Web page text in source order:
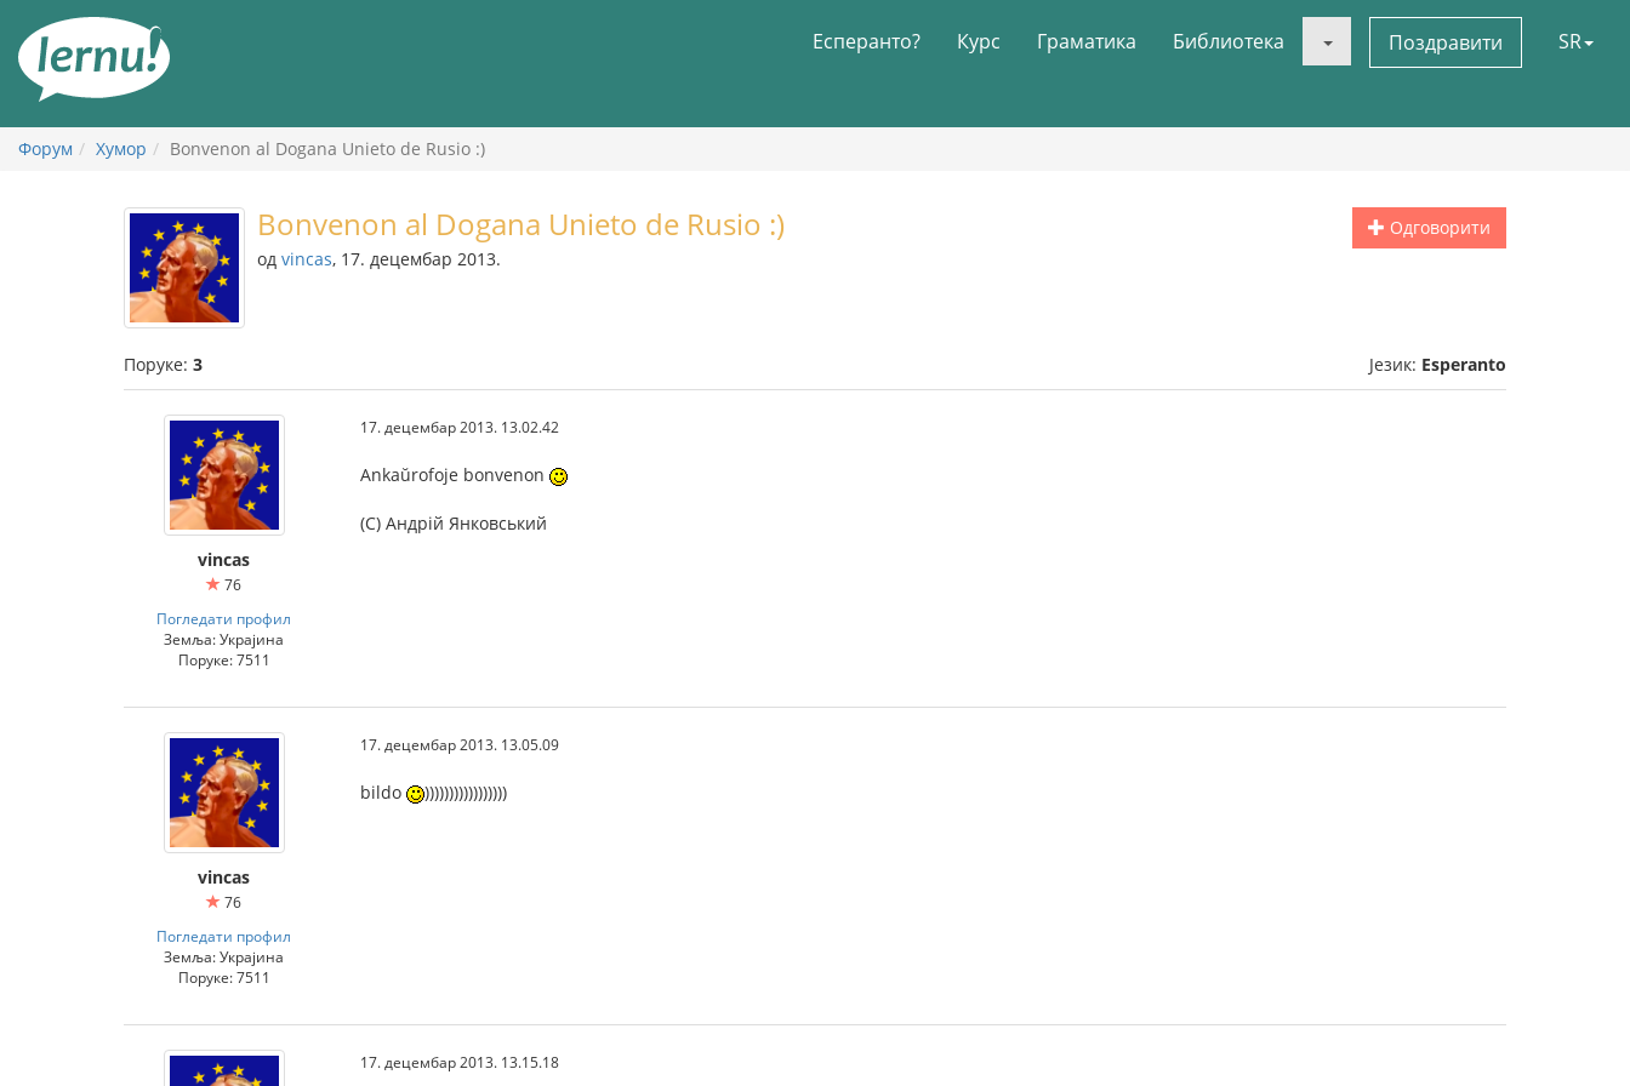
садржају
Есперанто? Курс Граматика Библиотека Поздравити SR
Форум Хумор Bonvenon al Dogana Unieto de Rusio :)
Одговорити
Bonvenon al Dogana Unieto de Rusio :)
од vincas, 17. децембар 2013.
Поруке: 3 Језик: Esperanto
vincas
76
Погледати профил
Земља: Украјина
Поруке: 7511
17. децембар 2013. 13.02.42
Ankaŭrofoje bonvenon
(C) Андрій Янковський
vincas
76
Погледати профил
Земља: Украјина
Поруке: 7511
17. децембар 2013. 13.05.09
bildo )))))))))))))))))
17. децембар 2013. 13.15.18